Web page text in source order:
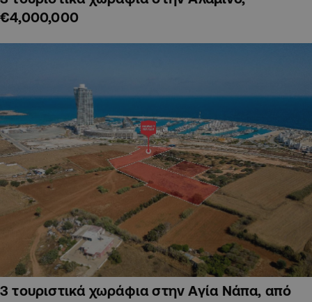
€4,000,000
3 τουριστικά χωράφια στην Αγία Νάπα, από